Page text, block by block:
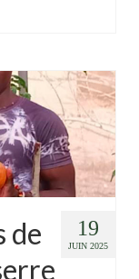
19
JUIN 2025
de